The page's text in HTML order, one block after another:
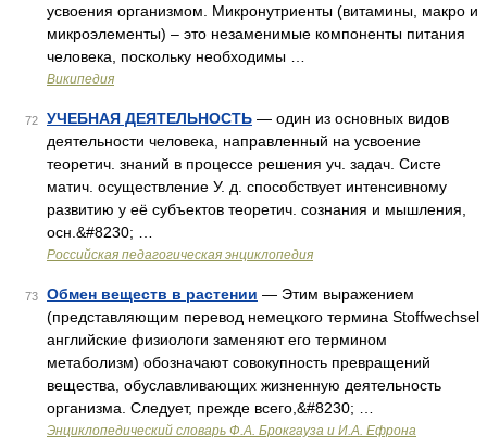
усвоения организмом. Микронутриенты (витамины, макро и
микроэлементы) – это незаменимые компоненты питания
человека, поскольку необходимы …
Википедия
72 УЧЕБНАЯ ДЕЯТЕЛЬНОСТЬ — один из основных видов
деятельности человека, направленный на усвоение
теоретич. знаний в процессе решения уч. задач. Систе
матич. осуществление У. д. способствует интенсивному
развитию у её субъектов теоретич. сознания и мышления,
осн.&#8230; …
Российская педагогическая энциклопедия
73 Обмен веществ в растении — Этим выражением
(представляющим перевод немецкого термина Stoffwechsel
английские физиологи заменяют его термином
метаболизм) обозначают совокупность превращений
вещества, обуславливающих жизненную деятельность
организма. Следует, прежде всего,&#8230; …
Энциклопедический словарь Ф.А. Брокгауза и И.А. Ефрона